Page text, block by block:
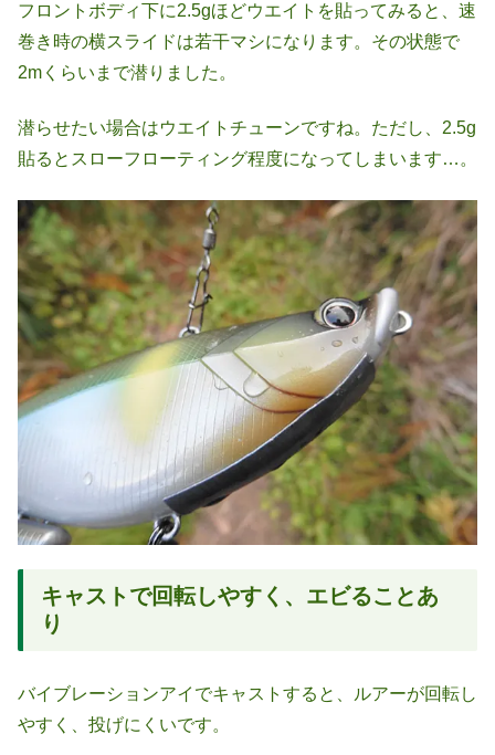
フロントボディ下に2.5gほどウエイトを貼ってみると、速
巻き時の横スライドは若干マシになります。その状態で
2mくらいまで潜りました。
潜らせたい場合はウエイトチューンですね。ただし、2.5g
貼るとスローフローティング程度になってしまいます…。
キャストで回転しやすく、エビることあ
り
バイブレーションアイでキャストすると、ルアーが回転し
やすく、投げにくいです。